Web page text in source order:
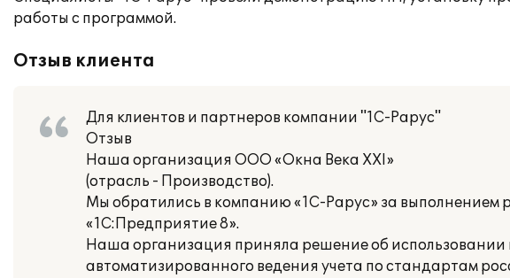
работы с программой.
Отзыв клиента
Для клиентов и партнеров компании "1С-Рарус"
Отзыв
Наша организация ООО «Окна Века ХХI»
(отрасль - Производство).
Мы обратились в компанию «1С-Рарус» за выполнением
«1С:Предприятие 8».
Наша организация приняла решение об
автоматизированного ведения учета по стандартам